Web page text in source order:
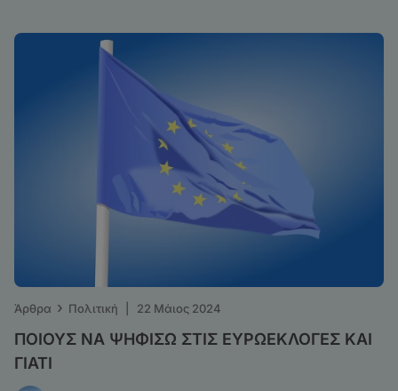
Άρθρα › Πολιτική 22 Μάιος 2024
ΠΟΙΟΥΣ ΝΑ ΨΗΦΙΣΩ ΣΤΙΣ ΕΥΡΩΕΚΛΟΓΕΣ ΚΑΙ
ΓΙΑΤΙ